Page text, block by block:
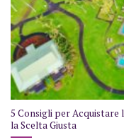
5 Consigli per Acquistare
la Scelta Giusta